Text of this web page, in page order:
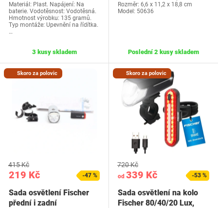
Materiál: Plast. Napájení: Na
baterie. Vodotěsnost: Vodotěsná.
Hmotnost výrobku: 135 gramů.
Typ montáže: Upevnění na řídítka.
…
3 kusy skladem
Rozměr: ‎6,6 x 11,2 x 18,8 cm
Model: ‎50636
Poslední 2 kusy skladem
Skoro za polovic
219 Kč
415 Kč
-47 %
Sada osvětlení Fischer
přední i zadní
Skoro za polovic
od 339 Kč
720 Kč
-53 %
Sada osvětlení na kolo
Fischer 80/40/20 Lux,